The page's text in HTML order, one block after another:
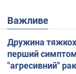
Важливе
Дружина
перший
"агресивний" рак